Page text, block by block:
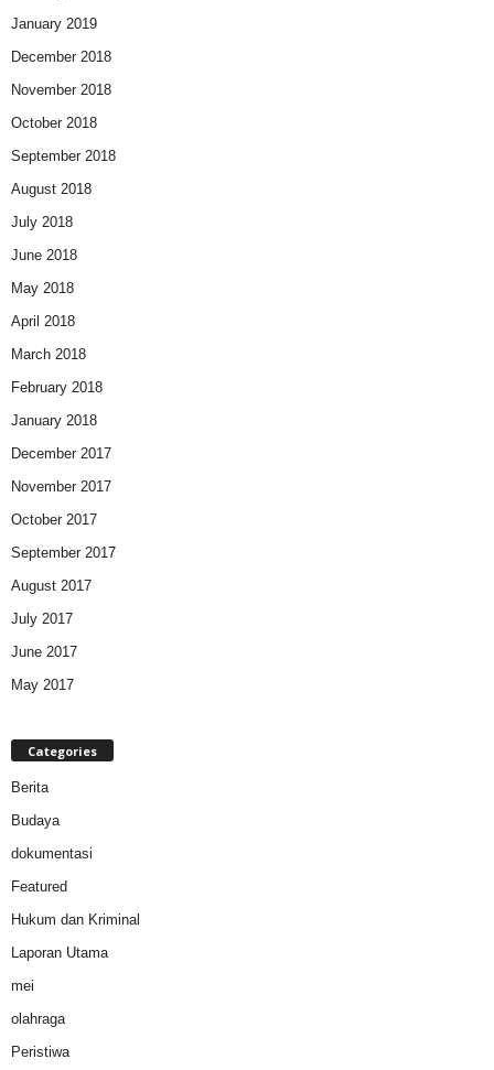
January 2019
December 2018
November 2018
October 2018
September 2018
August 2018
July 2018
June 2018
May 2018
April 2018
March 2018
February 2018
January 2018
December 2017
November 2017
October 2017
September 2017
August 2017
July 2017
June 2017
May 2017
Categories
Berita
Budaya
dokumentasi
Featured
Hukum dan Kriminal
Laporan Utama
mei
olahraga
Peristiwa